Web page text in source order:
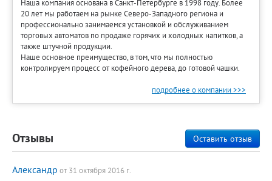
Наша компания основана в Санкт-Петербурге в 1998 году. Более
20 лет мы работаем на рынке Северо-Западного региона и
профессионально занимаемся установкой и обслуживанием
торговых автоматов по продаже горячих и холодных напитков, а
также штучной продукции.
Наше основное преимущество, в том, что мы полностью
контролируем процесс от кофейного дерева, до готовой чашки.
подробнее о компании >>>
Оставить отзыв
Отзывы
Александр от 31 октября 2016 г.